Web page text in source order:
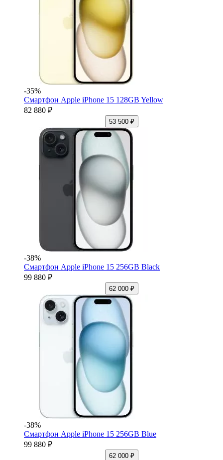
-35%
Смартфон Apple iPhone 15 128GB Yellow
82 880 ₽
53 500 ₽
-38%
Смартфон Apple iPhone 15 256GB Black
99 880 ₽
62 000 ₽
-38%
Смартфон Apple iPhone 15 256GB Blue
99 880 ₽
62 000 ₽